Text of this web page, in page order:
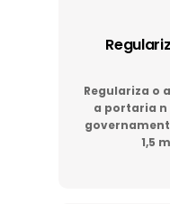
Regulariza o
a portaria n
1,5